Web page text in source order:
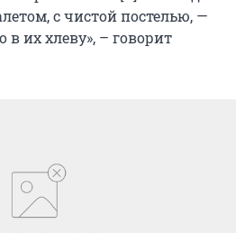
с чистой постелью, —
в их хлеву», – говорит